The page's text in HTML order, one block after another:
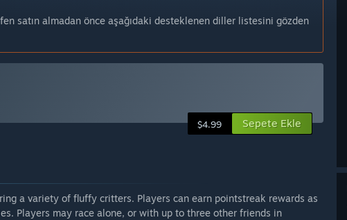
satın almadan önce aşağıdaki desteklenen diller listesini gözden
$4.99 Sepete Ekle
a variety of fluffy critters. Players can earn pointstreak rewards as
Players may race alone, or with up to three other friends in